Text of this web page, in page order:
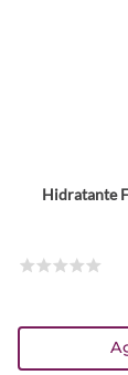
Hidratante